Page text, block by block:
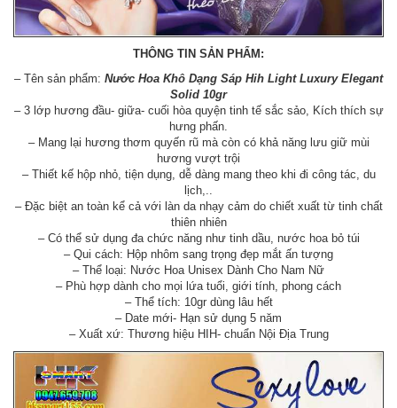
THÔNG TIN SẢN PHẨM:
– Tên sản phẩm: Nước Hoa Khô Dạng Sáp Hih Light Luxury Elegant
Solid 10gr
– 3 lớp hương đầu- giữa- cuối hòa quyện tinh tế sắc sảo, Kích thích sự
hưng phấn.
– Mang lại hương thơm quyến rũ mà còn có khả năng lưu giữ mùi
hương vượt trội
– Thiết kế hộp nhỏ, tiện dụng, dễ dàng mang theo khi đi công tác, du
lịch,..
– Đặc biệt an toàn kể cả với làn da nhạy cảm do chiết xuất từ tinh chất
thiên nhiên
– Có thể sử dụng đa chức năng như tinh dầu, nước hoa bỏ túi
– Qui cách: Hộp nhôm sang trọng đẹp mắt ấn tượng
– Thể loại: Nước Hoa Unisex Dành Cho Nam Nữ
– Phù hợp dành cho mọi lứa tuổi, giới tính, phong cách
– Thể tích: 10gr dùng lâu hết
– Date mới- Hạn sử dụng 5 năm
– Xuất xứ: Thương hiệu HIH- chuẩn Nội Địa Trung